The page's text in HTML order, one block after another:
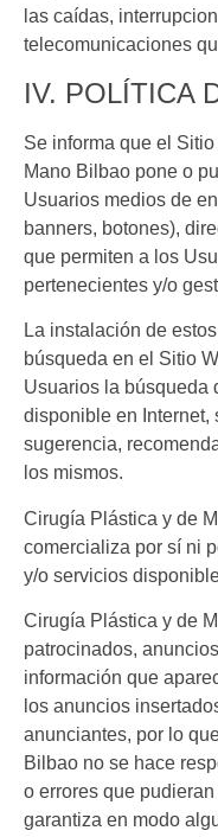
las caídas,
telecomunicaciones
IV. POLÍTICA
Se informa que el
Mano Bilbao pone o
Usuarios medios de
banners, botones),
que permiten a los
pertenecientes y/o
La instalación de
búsqueda en el Sitio
Usuarios la búsqueda
disponible en Internet,
sugerencia,
los mismos.
Cirugía Plástica y de
comercializa por sí ni
y/o servicios
Cirugía Plástica y de
patrocinados,
información que
los anuncios
anunciantes, por lo
Bilbao no se hace
o errores que
garantiza en modo